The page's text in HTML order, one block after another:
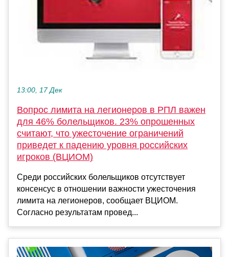
13:00, 17 Дек
Вопрос лимита на легионеров в РПЛ важен
для 46% болельщиков. 23% опрошенных
считают, что ужесточение ограничений
приведет к падению уровня российских
игроков (ВЦИОМ)
Среди российских болельщиков отсутствует
консенсус в отношении важности ужесточения
лимита на легионеров, сообщает ВЦИОМ.
Согласно результатам провед...